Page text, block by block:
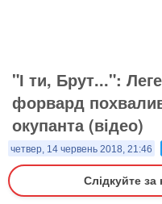
"І ти, Брут...":
форвард
окупанта (відео)
четвер, 14 червень 2018, 21:46
Слідкуйте за